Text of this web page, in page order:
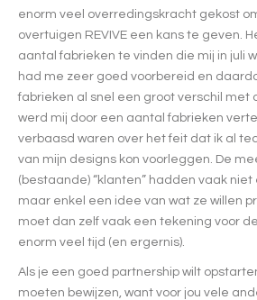
enorm veel overredingskracht gekost
overtuigen REVIVE een kans te geven.
aantal fabrieken te vinden die mij in juli
had me zeer goed voorbereid en
fabrieken al snel een groot verschil met
werd mij door een aantal fabrieken
verbaasd waren over het feit dat ik al
van mijn designs kon voorleggen. De
(bestaande) “klanten” hadden vaak niet
maar enkel een idee van wat ze willen
moet dan zelf vaak een tekening voor
enorm veel tijd (en ergernis).
Als je een goed partnership wilt
moeten bewijzen, want voor jou vele